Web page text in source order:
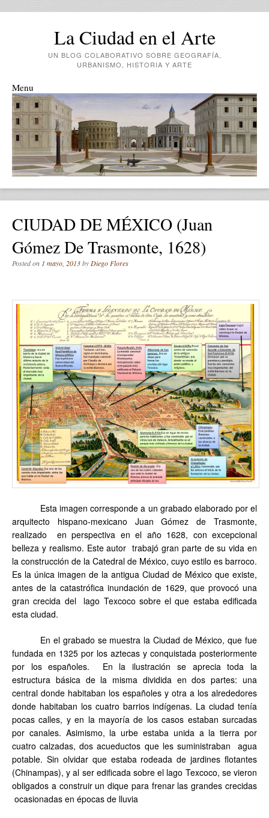
La Ciudad en el Arte
UN BLOG COLABORATIVO SOBRE GEOGRAFÍA,
URBANISMO, HISTORIA Y ARTE
Menu
Skip to content
CIUDAD DE MÉXICO (Juan
Gómez De Trasmonte, 1628)
Posted on 1 mayo, 2013by Diego Flores
Esta imagen corresponde a un grabado elaborado por el
arquitecto hispano-mexicano Juan Gómez de Trasmonte,
realizado en perspectiva en el año 1628, con excepcional
belleza y realismo. Este autor trabajó gran parte de su vida en
la construcción de la Catedral de México, cuyo estilo es barroco.
Es la única imagen de la antigua Ciudad de México que existe,
antes de la catastrófica inundación de 1629, que provocó una
gran crecida del lago Texcoco sobre el que estaba edificada
esta ciudad.
En el grabado se muestra la Ciudad de México, que fue
fundada en 1325 por los aztecas y conquistada posteriormente
por los españoles. En la ilustración se aprecia toda la
estructura básica de la misma dividida en dos partes: una
central donde habitaban los españoles y otra a los alrededores
donde habitaban los cuatro barrios indígenas. La ciudad tenía
pocas calles, y en la mayoría de los casos estaban surcadas
por canales. Asimismo, la urbe estaba unida a la tierra por
cuatro calzadas, dos acueductos que les suministraban agua
potable. Sin olvidar que estaba rodeada de jardines flotantes
(Chinampas), y al ser edificada sobre el lago Texcoco, se vieron
obligados a construir un dique para frenar las grandes crecidas
ocasionadas en épocas de lluvia